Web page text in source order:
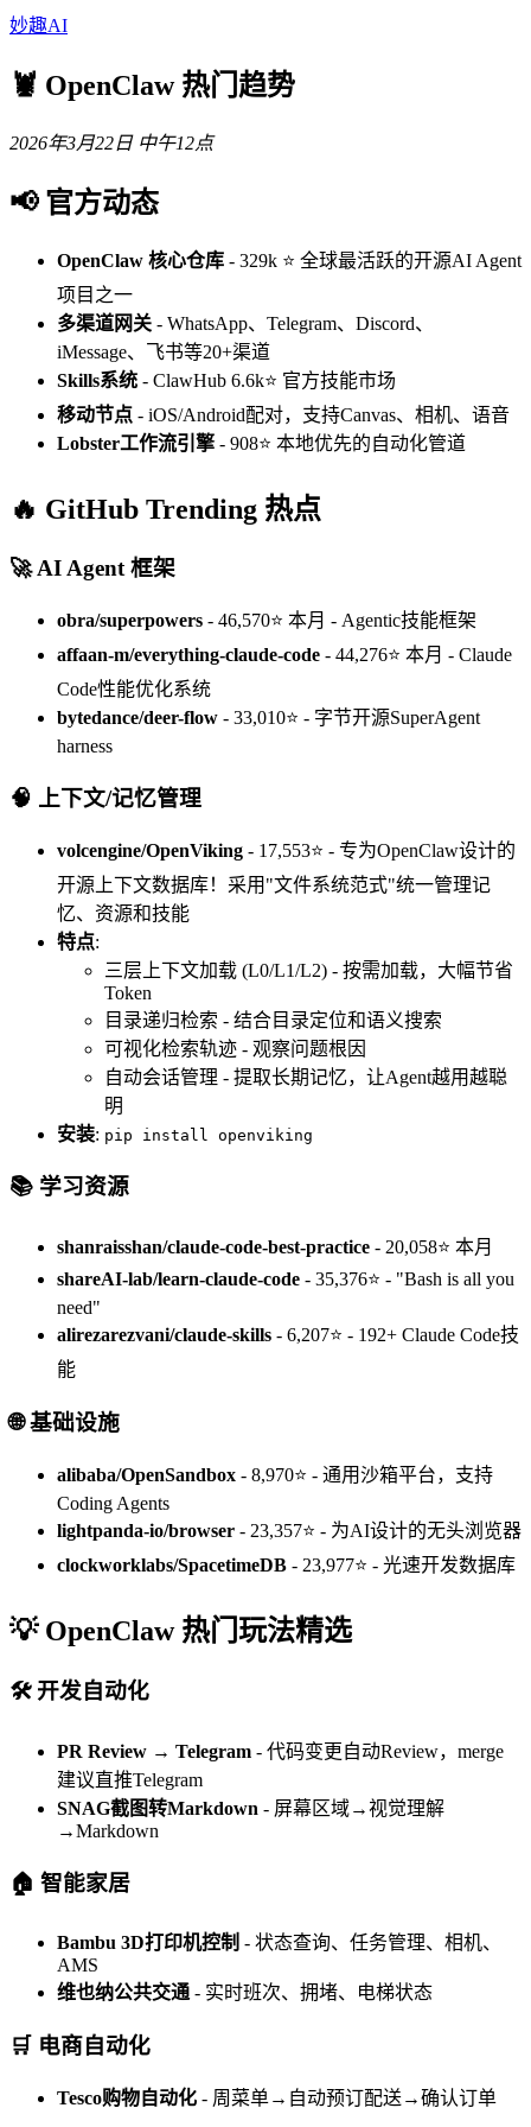
妙趣AI
🦞 OpenClaw 热门趋势
2026年3月22日 中午12点
📢 官方动态
OpenClaw 核心仓库 - 329k ⭐ 全球最活跃的开源AI Agent
项目之一
多渠道网关 - WhatsApp、Telegram、Discord、
iMessage、飞书等20+渠道
Skills系统 - ClawHub 6.6k⭐ 官方技能市场
移动节点 - iOS/Android配对，支持Canvas、相机、语音
Lobster工作流引擎- 908⭐ 本地优先的自动化管道
🔥 GitHub Trending 热点
🚀 AI Agent 框架
obra/superpowers - 46,570⭐ 本月 - Agentic技能框架
affaan-m/everything-claude-code - 44,276⭐ 本月 - Claude
Code性能优化系统
bytedance/deer-flow - 33,010⭐ - 字节开源SuperAgent
harness
🧠 上下文/记忆管理
volcengine/OpenViking - 17,553⭐ - 专为OpenClaw设计的
开源上下文数据库！采用"文件系统范式"统一管理记
忆、资源和技能
特点:
三层上下文加载 (L0/L1/L2) - 按需加载，大幅节省
Token
目录递归检索 - 结合目录定位和语义搜索
可视化检索轨迹 - 观察问题根因
自动会话管理 - 提取长期记忆，让Agent越用越聪
明
安装: pip install openviking
📚 学习资源
shanraisshan/claude-code-best-practice - 20,058⭐ 本月
shareAI-lab/learn-claude-code - 35,376⭐ - "Bash is all you
need"
alirezarezvani/claude-skills - 6,207⭐ - 192+ Claude Code技
能
🌐 基础设施
alibaba/OpenSandbox - 8,970⭐ - 通用沙箱平台，支持
Coding Agents
lightpanda-io/browser - 23,357⭐ - 为AI设计的无头浏览器
clockworklabs/SpacetimeDB - 23,977⭐ - 光速开发数据库
💡 OpenClaw 热门玩法精选
🛠️ 开发自动化
PR Review → Telegram - 代码变更自动Review，merge
建议直推Telegram
SNAG截图转Markdown - 屏幕区域→视觉理解
→Markdown
🏠 智能家居
Bambu 3D打印机控制 - 状态查询、任务管理、相机、
AMS
维也纳公共交通- 实时班次、拥堵、电梯状态
🛒 电商自动化
Tesco购物自动化 - 周菜单→自动预订配送→确认订单